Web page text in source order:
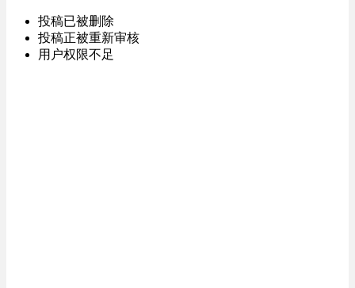
投稿已被删除
投稿正被重新审核
用户权限不足